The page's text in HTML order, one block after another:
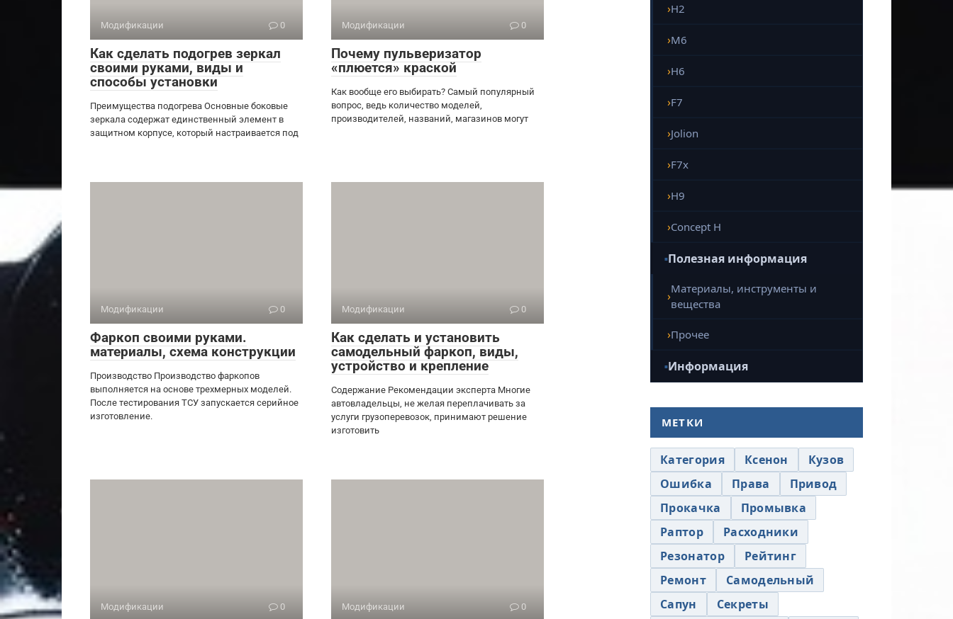
Модификации 0
Как сделать подогрев зеркал
своими руками, виды и
способы установки
Преимущества подогрева Основные боковые
зеркала содержат единственный элемент в
защитном корпусе, который настраивается под
Модификации 0
Почему пульверизатор
«плюется» краской
Как вообще его выбирать? Самый популярный
вопрос, ведь количество моделей,
производителей, названий, магазинов могут
Модификации 0
Фаркоп своими руками.
материалы, схема конструкции
Производство Производство фаркопов
выполняется на основе трехмерных моделей.
После тестирования ТСУ запускается серийное
изготовление.
Модификации 0
Как сделать и установить
самодельный фаркоп, виды,
устройство и крепление
Содержание Рекомендации эксперта Многие
автовладельцы, не желая переплачивать за
услуги грузоперевозок, принимают решение
изготовить
Модификации 0 Модификации 0
H2
M6
H6
F7
Jolion
F7x
H9
Concept H
Полезная информация
Материалы, инструменты и
вещества
Прочее
Информация
МЕТКИ
Категория Ксенон
Кузов
Ошибка
Права
Привод
Прокачка
Промывка
Раптор
Расходники
Резонатор
Рейтинг
Ремонт
Самодельный
Сапун
Секреты